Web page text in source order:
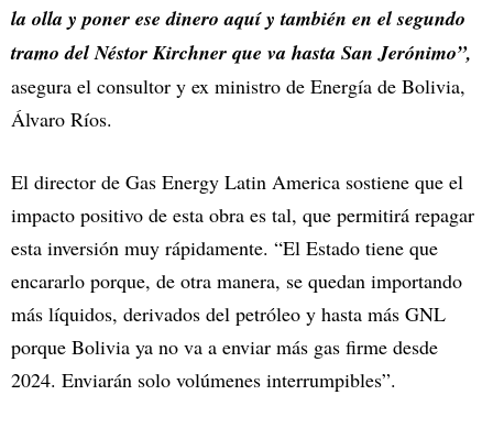
la olla y poner ese dinero aquí y también en el segundo
tramo del Néstor Kirchner que va hasta San Jerónimo”,
asegura el consultor y ex ministro de Energía de Bolivia,
Álvaro Ríos.
El director de Gas Energy Latin America sostiene que el
impacto positivo de esta obra es tal, que permitirá repagar
esta inversión muy rápidamente. “El Estado tiene que
encararlo porque, de otra manera, se quedan importando
más líquidos, derivados del petróleo y hasta más GNL
porque Bolivia ya no va a enviar más gas firme desde
2024. Enviarán solo volúmenes interrumpibles”.